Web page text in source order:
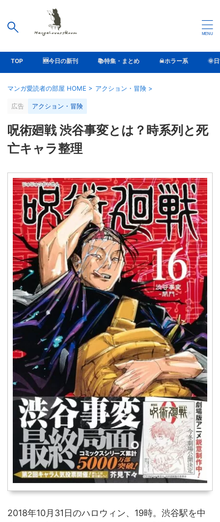
TOP 🆕今日の新刊 📚特集・まとめ ☠ホラー系 🌞
マンガ愛読者の部屋 HOME > アクション・冒険 >
広告 アクション・冒険
呪術廻戦 渋谷事変とは？時系列と死
亡キャラ整理
2018年10月31日のハロウィン、19時。渋谷駅を中